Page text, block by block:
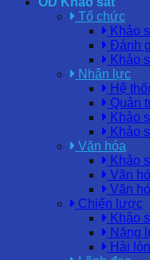
Tổ chức
Khảo
Đánh
Khảo
Nhân lực
Hệ
Quản
Khảo
Khảo
Văn hóa
Khảo
Văn
Văn
Chiến lược
Khảo
Năng
Hài